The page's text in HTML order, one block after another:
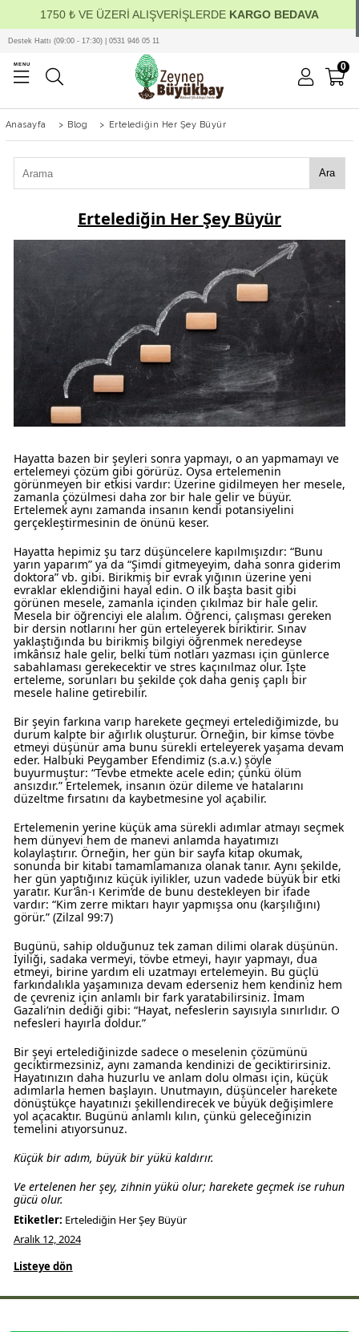
1750 ₺ VE ÜZERİ ALIŞVERİŞLERDE KARGO BEDAVA
MENU
Destek Hattı (09:00 - 17:30) | 0531 946 05 11
0
Anasayfa > Blog > Ertelediğin Her Şey Büyür
Ara
Ertelediğin Her Şey Büyür
Hayatta bazen bir şeyleri sonra yapmayı, o an yapmamayı ve
ertelemeyi çözüm gibi görürüz. Oysa ertelemenin
görünmeyen bir etkisi vardır: Üzerine gidilmeyen her mesele,
zamanla çözülmesi daha zor bir hale gelir ve büyür.
Ertelemek aynı zamanda insanın kendi potansiyelini
gerçekleştirmesinin de önünü keser.
Hayatta hepimiz şu tarz düşüncelere kapılmışızdır: “Bunu
yarın yaparım” ya da “Şimdi gitmeyeyim, daha sonra giderim
doktora” vb. gibi. Birikmiş bir evrak yığının üzerine yeni
evraklar eklendiğini hayal edin. O ilk başta basit gibi
görünen mesele, zamanla içinden çıkılmaz bir hale gelir.
Mesela bir öğrenciyi ele alalım. Öğrenci, çalışması gereken
bir dersin notlarını her gün erteleyerek biriktirir. Sınav
yaklaştığında bu birikmiş bilgiyi öğrenmek neredeyse
imkânsız hale gelir, belki tüm notları yazması için günlerce
sabahlaması gerekecektir ve stres kaçınılmaz olur. İşte
erteleme, sorunları bu şekilde çok daha geniş çaplı bir
mesele haline getirebilir.
Bir şeyin farkına varıp harekete geçmeyi ertelediğimizde, bu
durum kalpte bir ağırlık oluşturur. Örneğin, bir kimse tövbe
etmeyi düşünür ama bunu sürekli erteleyerek yaşama devam
eder. Halbuki Peygamber Efendimiz (s.a.v.) şöyle
buyurmuştur: “Tevbe etmekte acele edin; çünkü ölüm
ansızdır.” Ertelemek, insanın özür dileme ve hatalarını
düzeltme fırsatını da kaybetmesine yol açabilir.
Ertelemenin yerine küçük ama sürekli adımlar atmayı seçmek
hem dünyevi hem de manevi anlamda hayatımızı
kolaylaştırır. Örneğin, her gün bir sayfa kitap okumak,
sonunda bir kitabı tamamlamanıza olanak tanır. Aynı şekilde,
her gün yaptığınız küçük iyilikler, uzun vadede büyük bir etki
yaratır. Kur’ân-ı Kerim’de de bunu destekleyen bir ifade
vardır: “Kim zerre miktarı hayır yapmışsa onu (karşılığını)
görür.” (Zilzal 99:7)
Bugünü, sahip olduğunuz tek zaman dilimi olarak düşünün.
İyiliği, sadaka vermeyi, tövbe etmeyi, hayır yapmayı, dua
etmeyi, birine yardım eli uzatmayı ertelemeyin. Bu güçlü
farkındalıkla yaşamınıza devam ederseniz hem kendiniz hem
de çevreniz için anlamlı bir fark yaratabilirsiniz. İmam
Gazali’nin dediği gibi: “Hayat, nefeslerin sayısıyla sınırlıdır. O
nefesleri hayırla doldur.”
Bir şeyi ertelediğinizde sadece o meselenin çözümünü
geciktirmezsiniz, aynı zamanda kendinizi de geciktirirsiniz.
Hayatınızın daha huzurlu ve anlam dolu olması için, küçük
adımlarla hemen başlayın. Unutmayın, düşünceler harekete
dönüştükçe hayatınızı şekillendirecek ve büyük değişimlere
yol açacaktır. Bugünü anlamlı kılın, çünkü geleceğinizin
temelini atıyorsunuz.
Küçük bir adım, büyük bir yükü kaldırır.
Ve ertelenen her şey, zihnin yükü olur; harekete geçmek ise ruhun
gücü olur.
Etiketler: Ertelediğin Her Şey Büyür
Aralık 12, 2024
Listeye dön